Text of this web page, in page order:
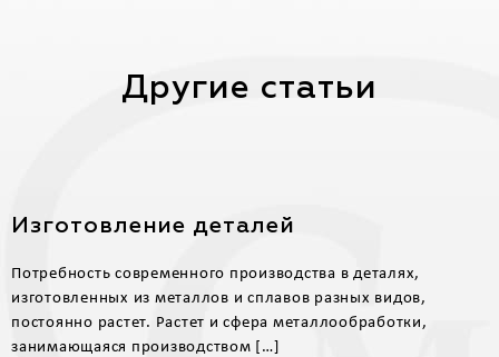
Другие статьи
Изготовление деталей
Потребность современного производства в деталях,
изготовленных из металлов и сплавов разных видов,
постоянно растет. Растет и сфера металлообработки,
занимающаяся производством […]